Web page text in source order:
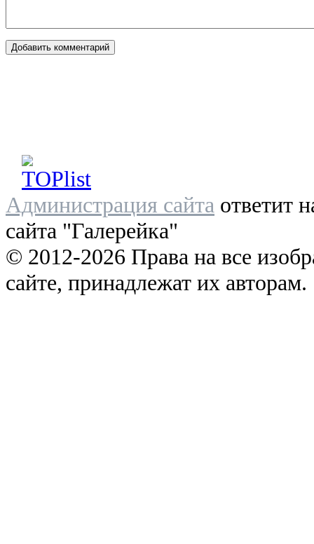
Администрация сайта ответит
сайта "Галерейка"
© 2012-2026 Права на все
сайте, принадлежат их авторам.